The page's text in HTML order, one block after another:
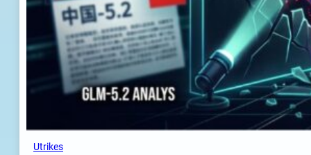
Utrikes